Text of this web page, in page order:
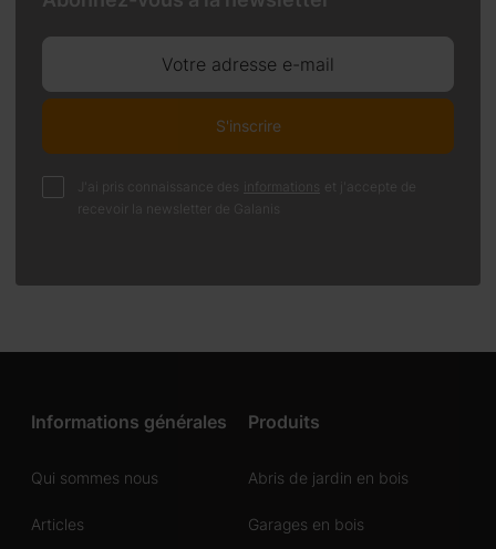
Votre adresse e-mail
S'inscrire
J'ai pris connaissance des informations
et j'accepte de
recevoir la newsletter de Galanis
Informations générales
Qui sommes nous
Articles
Produits
Abris de jardin en bois
Garages en bois